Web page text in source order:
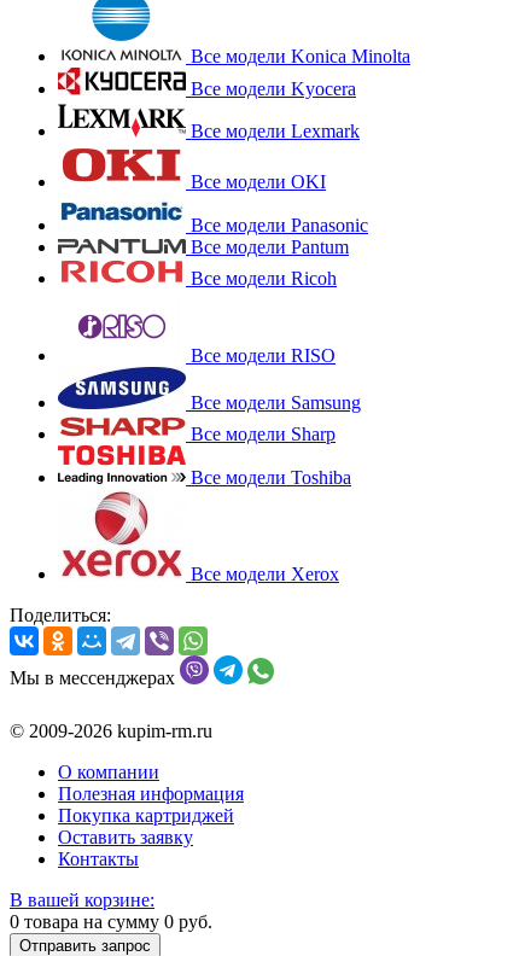
Все модели Konica Minolta
Все модели Kyocera
Все модели Lexmark
Все модели OKI
Все модели Panasonic
Все модели Pantum
Все модели Ricoh
Все модели RISO
Все модели Samsung
Все модели Sharp
Все модели Toshiba
Все модели Xerox
Поделиться:
Мы в мессенджерах
© 2009-2026 kupim-rm.ru
О компании
Полезная информация
Покупка картриджей
Оставить заявку
Контакты
В вашей корзине:
0 товара на сумму 0 руб.
Отправить запрос